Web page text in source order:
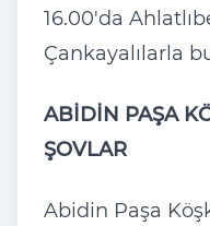
16.00'da
Çankayalılarla
ABİDİN PAŞA
ŞOVLAR
Abidin Paşa